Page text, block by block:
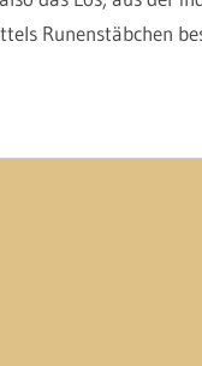
Runenstäbchen